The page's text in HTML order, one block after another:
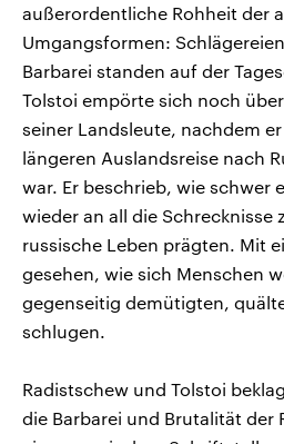
außerordentliche Rohheit der
Umgangsformen:
Barbarei standen auf der
Tolstoi empörte sich noch
seiner Landsleute, nachdem
längeren Auslandsreise nach
war. Er beschrieb, wie schwer
wieder an all die Schrecknisse
russische Leben prägten. Mit
gesehen, wie sich Menschen
gegenseitig demütigten,
schlugen.
Radistschew und Tolstoi
die Barbarei und Brutalität der